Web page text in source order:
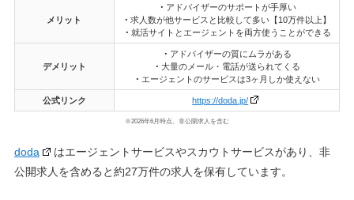
メリット
・ アドバイザーのサポートが手厚い
・求人数が他サービスと比較して多い【10万件以上】
・ 就活サイトとエージェントを両方使うことができる
デメリット
・ アドバイザーの質にムラがある
・大量のメール・電話が送られてくる
・ エージェントのサービスは3ヶ月しか使えない
公式リンク https://doda.jp/
※2026年6月時点、非公開求人を含む
doda
はエージェントサービスやスカウトサービスがあり、非
公開求人を含めると約27万件の求人を保有しています。